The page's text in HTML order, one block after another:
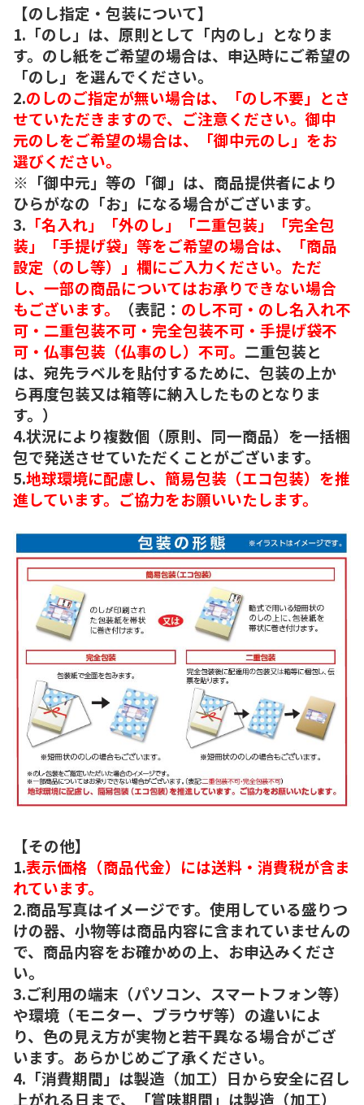
【のし指定・包装について】
1.「のし」は、原則として「内のし」となりま
す。のし紙をご希望の場合は、申込時にご希望の
「のし」を選んでください。
2.のしのご指定が無い場合は、「のし不要」とさ
せていただきますので、ご注意ください。御中
元のしをご希望の場合は、「御中元のし」をお
選びください。
※「御中元」等の「御」は、商品提供者により
ひらがなの「お」になる場合がございます。
3. 「名入れ」「外のし」「二重包装」「完全包
装」「手提げ袋」等をご希望の場合は、「商品
設定（のし等）」欄にご入力ください。ただ
し、一部の商品についてはお承りできない場合
もございます。
（表記： のし不可・のし名入れ不
可・二重包装不可・完全包装不可・手提げ袋不
可・仏事包装（仏事のし）不可。 二重包装と
は、宛先ラベルを貼付するために、包装の上か
ら再度包装又は箱等に納入したものとなりま
す。）
4.状況により複数個（原則、同一商品）を一括梱
包で発送させていただくことがございます。
5.地球環境に配慮し、簡易包装（エコ包装）を推
進しています。ご協力をお願いいたします。
【その他】
1.表示価格（商品代金）には送料・消費税が含ま
れています。
2.商品写真はイメージです。使用している盛りつ
けの器、小物等は商品内容に含まれていませんの
で、商品内容をお確かめの上、お申込みくださ
い。
3.ご利用の端末（パソコン、スマートフォン等）
や環境（モニター、ブラウザ等）の違いによ
り、色の見え方が実物と若干異なる場合がござ
います。あらかじめご了承ください。
4.「消費期間」は製造（加工）日から安全に召し
上がれる日まで、「賞味期間」は製造（加工）